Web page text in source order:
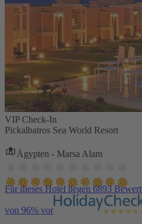
VIP Check-In
Pickalbatros Sea World Resort
Ägypten - Marsa Alam
Für dieses Hotel liegen 6893
von 96% vor